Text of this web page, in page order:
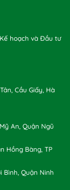
hoạch và Đầu tư
Cầu Giấy, Hà
An, Quận Ngũ
Hồng Bàng, TP
Bình, Quận Ninh